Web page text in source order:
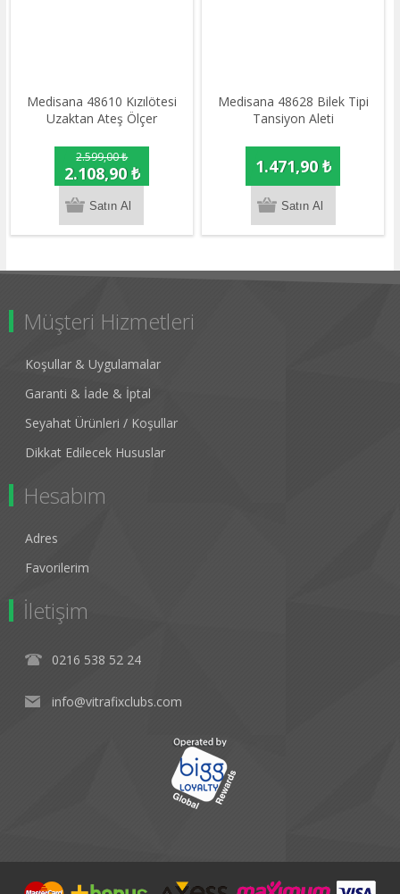
Medisana 48610 Kızılötesi
Uzaktan Ateş Ölçer
2.599,00 ₺
2.108,90 ₺
Medisana 48628 Bilek Tipi
Tansiyon Aleti
1.471,90 ₺
Müşteri Hizmetleri
Koşullar & Uygulamalar
Garanti & İade & İptal
Seyahat Ürünleri / Koşullar
Dikkat Edilecek Hususlar
Hesabım
Adres
Favorilerim
İletişim
0216 538 52 24
info@vitrafixclubs.com